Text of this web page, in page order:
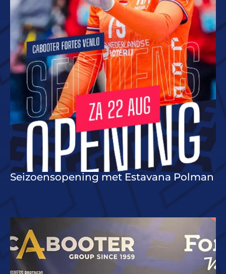
Seizoensopening met Estavana Polman